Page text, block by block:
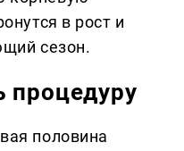
в рост и
сезон.
процедуру
половина